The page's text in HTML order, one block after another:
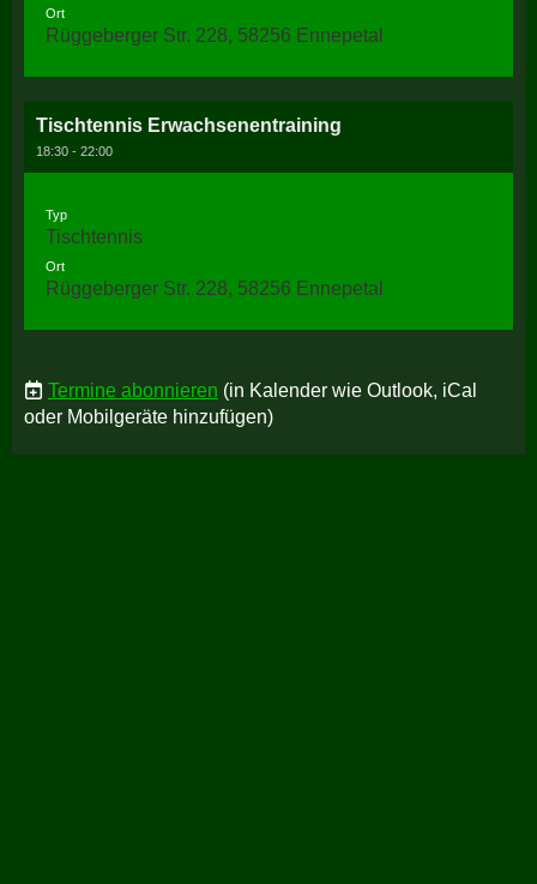
Ort
Rüggeberger Str. 228, 58256 Ennepetal
Tischtennis Erwachsenentraining
18:30 - 22:00
Typ
Tischtennis
Ort
Rüggeberger Str. 228, 58256 Ennepetal
Termine abonnieren (in Kalender wie Outlook, iCal
oder Mobilgeräte hinzufügen)